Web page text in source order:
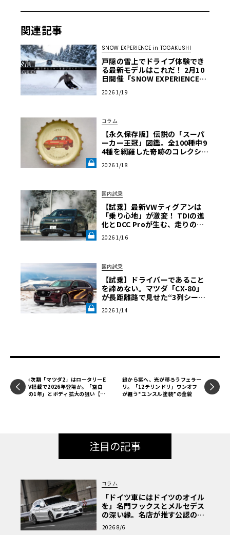
関連記事
SNOW EXPERIENCE in TOGAKUSHI
戸隠の雪上でドライブ体験でき
る最新モデルはこれだ！ 2月10
日開催「SNOW EXPERIENCE」
2026 1/19
コラム
【永久保存版】伝説の「スーパ
ーカー王冠」図鑑。全100種中9
4種を網羅した奇跡のコレクショ
2026 1/18
国内試乗
【試乗】最新VWティグアンは
「乗り心地」が激変！ TDIの進
化とDCC Proが生む、走りの最
2026 1/16
国内試乗
【試乗】ドライバーであること
を諦めない。マツダ「CX-80」
が長距離路で見せた“3列シート
E VOLANT LAB》
2026 1/14
次期「マツダ2」はロータリーE
V搭載で2026年登場か。「空白
の1年」とボディ拡大の狙い【予
緑から紫へ、光が移ろうフェラー
リ。「12チリンドリ」ワンオフ
が纏う“ユンスル塗装”の全貌
注目の記事
コラム
「ドイツ車にはドイツのオイル
を」名門フックスとメルセデス
の深い縁。名店が推す公認の安
心と、Cクラスで味わうシルキー
な走り〈PR〉
2026 8/6